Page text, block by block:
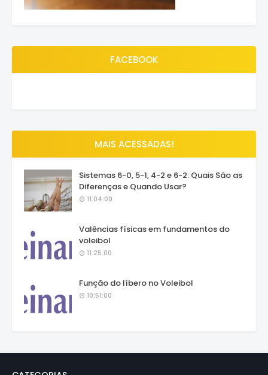
FACEBOOK
MAIS ACESSADAS!
Sistemas 6-0, 5-1, 4-2 e 6-2: Quais São as
Diferenças e Quando Usar?
11:04:00
Valências físicas em fundamentos do
voleibol
11:25:00
Função do líbero no Voleibol
10:51:00